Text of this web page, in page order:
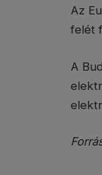
Az
felét
A